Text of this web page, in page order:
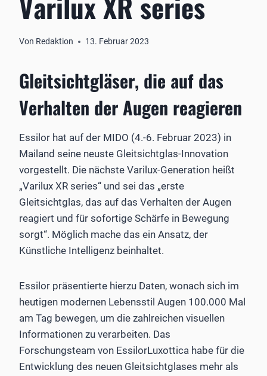
Von Redaktion 13. Februar 2023
Gleitsichtgläser, die auf das
Verhalten der Augen reagieren
Essilor hat auf der MIDO (4.-6. Februar 2023) in
Mailand seine neuste Gleitsichtglas-Innovation
vorgestellt. Die nächste Varilux-Generation heißt
„Varilux XR series“ und sei das „erste
Gleitsichtglas, das auf das Verhalten der Augen
reagiert und für sofortige Schärfe in Bewegung
sorgt“. Möglich mache das ein Ansatz, der
Künstliche Intelligenz beinhaltet.
Essilor präsentierte hierzu Daten, wonach sich im
heutigen modernen Lebensstil Augen 100.000 Mal
am Tag bewegen, um die zahlreichen visuellen
Informationen zu verarbeiten. Das
Forschungsteam von EssilorLuxottica habe für die
Entwicklung des neuen Gleitsichtglases mehr als